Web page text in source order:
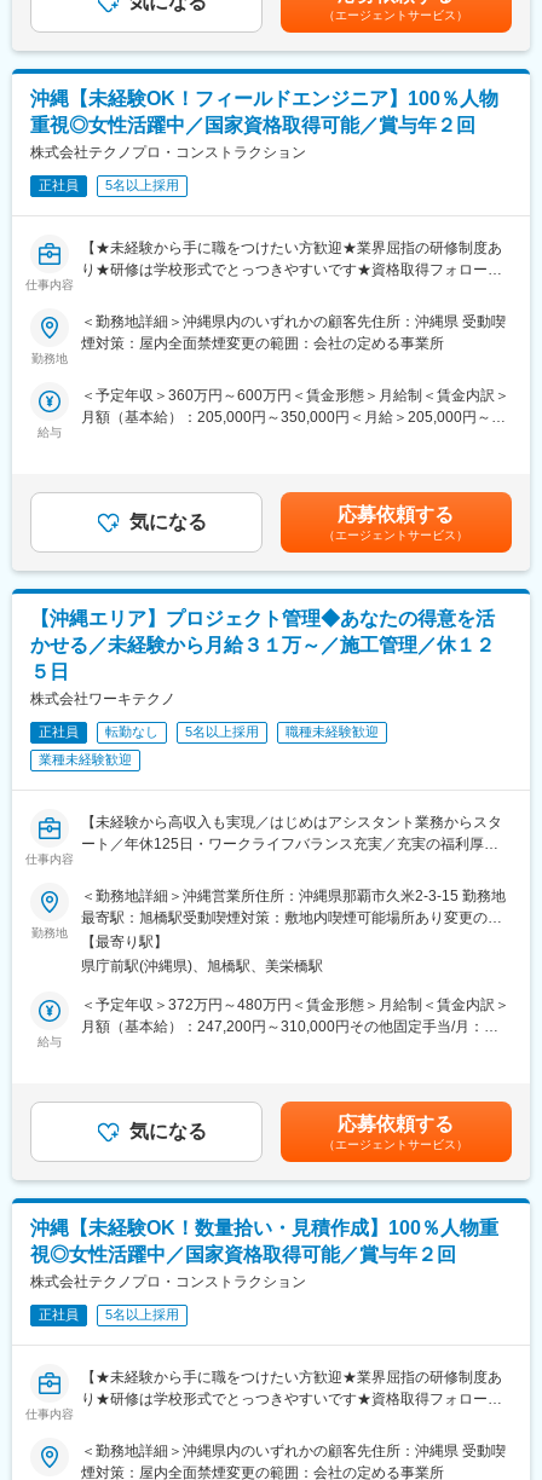
〇入社1年目：未経験の方を歓迎している現場に配属をされます。
これから工事が始まる現場や所長が教育熱心の現場が多い為ご安
心ください。
〇入社2年目：図面を読めるようになり、先のスケジュールを考え
動けるようになってきます。
〇入社3年目：一通りの業務を一人で実施できる状態になる方が多
いです。このタイミングで上長とのキャリア面談を実施し、今後
のキャリアを考える機会があります。場合によっては職種を変え
ることも可能です。（例：CADオペ、人材コーディネーター、人
事、営業等）
■教育体制：
入社後、名刺交換や電話の受け答え、メールや報告書といった文
面の読み方や仕事の流れなど基礎を学んで頂きます。座学より早
く現場に出てもらう方針に変えており、派遣先の企業様も一緒に
【◇資格取得して有名大手ゼネコンで活躍！◇】
当社は、鹿島建設、大成建設、清水建設、大林組、竹中工務店な
ど大手企業との取引が多く、商業施設、テーマパークなど全国で
【◇社員の可能性を最大限引き出す環境◇】
CAD操作方法の研修、各種資格支援制度（建築士、建築施工管理
技士、電気工事士等）等、汎用性のあるスキルを身に着けられる
機会を用意しており、資格受験費用負担や学校との提携も行って
で想定年収となります。※20時間を超えた残業代は全額支給■昇
給：年1回■賞与：年2回（合計60万円程度）※評価によって金額が
変わります■給与改定：年1回賃金はあくまでも目安の金額であ
り、選考を通じて上下する可能性があります。月給(月額)は固定手
当を含めた表記です。
（エージェントサービス）
沖縄【未経験OK！フィールドエンジニア】100％人物
重視◎女性活躍中／国家資格取得可能／賞与年２回
株式会社テクノプロ・コンストラクション
正社員 5名以上採用
仕事内容
【★未経験から手に職をつけたい方歓迎★業界屈指の研修制度あ
り★研修は学校形式でとっつきやすいです★資格取得フォローあ
全週休2日制（土日祝）】
人さんのまとめ役を担当いただきます。工事のスケジュール・コ
スト・品質・安全の4つの観点から管理をしていただくため、工事
＼キャリアチェンジ先の例／
・施工図作成
・積算
・フィールドエンジニア
＼入社後の流れ／
す。研修中にアサイン先の現場を見学していただきます。そこで
派遣社員・派遣先の双方のマッチングがなればアサインとなりま
す。当社の派遣社員の稼働率は95%以上ですので、待機になるこ
とはめったにございません。また現場を巡回する労務スタッフも
おり、派遣社員が超過労働にならないようチェックしております
ので、ご安心ください。
だくことが可能です。
・当社の取引先は60%程度が大手企業となります。そのため、比
較的早期に大規模案件に携わることができ、市場価値を上げやす
い環境です。もちろん、中小企業とのお取引もございますので、
・あくまで当社が保有している案件によりますが、県外転勤をし
ない働き方を選ぶことができます。
17社で構成されているグループに所属しています。グループ全体
で30,041人の技術者が働いており、日本全国に229の拠点（海外
含めて289拠点）を設置し、日本では2,915社以上の顧客に技術系
人材サービスを提供しています。当社はその中でも建設領域の顧
客に向けてサービスを提供しております。
変更の範囲：会社の定める業務
勤務地
＜勤務地詳細＞沖縄県内のいずれかの顧客先住所：沖縄県 受動喫
煙対策：屋内全面禁煙変更の範囲：会社の定める事業所
給与
＜予定年収＞360万円～600万円＜賃金形態＞月給制＜賃金内訳＞
月額（基本給）：205,000円～350,000円＜月給＞205,000円～
か月分です。決算賞与（業績により支給）（※想定年収3,600,000
円～6,000,000円）※残業代は1分単位で全額支給賃金はあくまで
も目安の金額であり、選考を通じて上下する可能性があります。
月給(月額)は固定手当を含めた表記です。
気になる 応募依頼する
（エージェントサービス）
【沖縄エリア】プロジェクト管理◆あなたの得意を活
かせる／未経験から月給３１万～／施工管理／休１２
５日
株式会社ワーキテクノ
正社員 転勤なし 5名以上採用
職種未経験歓迎
業種未経験歓迎
仕事内容
【未経験から高収入も実現／はじめはアシスタント業務からスタ
ート／年休125日・ワークライフバランス充実／充実の福利厚生
■業務概要
あなたにお任せするのは、さまざまな建設プロジェクトがスムー
ズに進むよう支える「施工管理」のお仕事です。
体力仕事や職人作業ではなく、スケジュール調整や書類作成、関
係者との連絡などを通して、プロジェクト全体を進行します。
まずは先輩のアシスタント業務からお任せします。専門用語や業
作業が向いている」そんな方にピッタリです！
★当社では未経験スタートの先輩が7割以上！
【具体的には】
■スケジュールの調整・管理（予定通り進んでいるかの確認）
■関係者との連絡（メール・電話での調整、打ち合わせ準備）
■進捗の記録（写真撮影・データ整理など）
■書類作成・データ入力（報告書、各種申請書類など）
■CADを使用した図面の作成・修正
■備品や資料の準備、メンバーのサポート
※いきなり難しいことはお任せしません。
できることから少しずつ覚えればOKです！
■入社後の流れ
入社後はプロジェクト先へ配属となり、先輩がしっかりフォロ
勤務地
＜勤務地詳細＞沖縄営業所住所：沖縄県那覇市久米2-3-15 勤務地
最寄駅：旭橋駅受動喫煙対策：敷地内喫煙可能場所あり変更の範
囲：会社の定める事業所
【最寄り駅】
県庁前駅(沖縄県)、旭橋駅、美栄橋駅
給与
＜予定年収＞372万円～480万円＜賃金形態＞月給制＜賃金内訳＞
月額（基本給）：247,200円～310,000円その他固定手当/月：
無＞有＜残業手当＞有＜給与補足＞※上記理論年収に賞与は含んで
おりません。賞与年2回（社内規定あり）、昇給年1回。時間外手
当は100％別途支給。賃金はあくまでも目安の金額であり、選考
を通じて上下する可能性があります。月給(月額)は固定手当を含め
た表記です。
気になる 応募依頼する
（エージェントサービス）
沖縄【未経験OK！数量拾い・見積作成】100％人物重
視◎女性活躍中／国家資格取得可能／賞与年２回
株式会社テクノプロ・コンストラクション
正社員 5名以上採用
仕事内容
【★未経験から手に職をつけたい方歓迎★業界屈指の研修制度あ
り★研修は学校形式でとっつきやすいです★資格取得フォローあ
全週休2日制（土日祝）】
＜勤務地詳細＞沖縄県内のいずれかの顧客先住所：沖縄県 受動喫
煙対策：屋内全面禁煙変更の範囲：会社の定める事業所